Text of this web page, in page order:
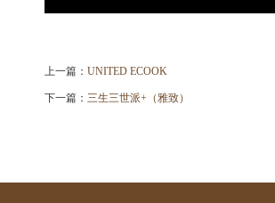
上一篇： UNITED ECOOK
下一篇： 三生三世派+（雅致）